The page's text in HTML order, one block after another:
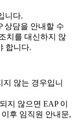
니다.
상담을 안내할 수
치를 대신하지 않
합니다.
않는 경우입니
지 않으면 EAP 이
후 임직원 안내문,